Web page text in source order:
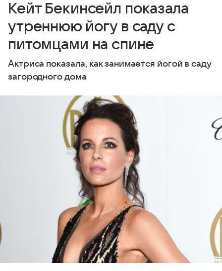
Кейт Бекинсейл показала
утреннюю йогу в саду с
питомцами на спине
Актриса показала, как занимается йогой в саду
загородного дома